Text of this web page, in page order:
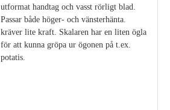
utformat handtag och vasst rörligt blad.
Passar både höger- och vänsterhänta.
kräver lite kraft. Skalaren har en liten ögla
för att kunna gröpa ur ögonen på t.ex.
potatis.